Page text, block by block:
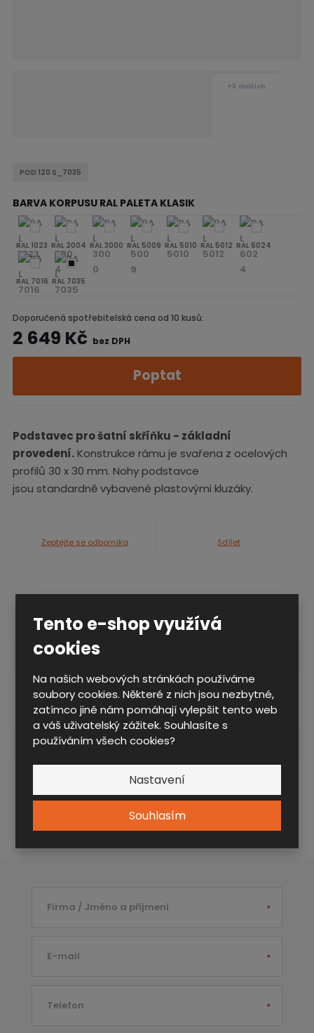
Tento e-shop využívá
cookies
Na našich webových stránkách používáme
soubory cookies. Některé z nich jsou nezbytné,
zatímco jiné nám pomáhají vylepšit tento web
a váš uživatelský zážitek. Souhlasíte s
používáním všech cookies?
Nastavení
Souhlasím
+5 dalších
POD 120 S_7035
BARVA KORPUSU RAL PALETA KLASIK
RAL 1023 RAL 2004 RAL 3000 RAL 5009 RAL 5010 RAL 5012 RAL 6024
RAL 7016 RAL 7035
Doporučená spotřebitelská cena od 10 kusů:
2 649 Kč bez DPH
Poptat
Podstavec pro šatní skříňku - základní
provedení.Konstrukce rámu je svařena z ocelových
profilů 30 x 30 mm. Nohy podstavce
jsou standardně vybavené plastovými kluzáky.
Zeptejte se odborníka Sdílet
Technické parametry
Konstrukce
varianty provedení
konstrukce
Základní provedení
šířka ( mm ) 1200
Poptat POD 120 S
Firma / Jméno a příjmení *
E-mail *
Telefon *